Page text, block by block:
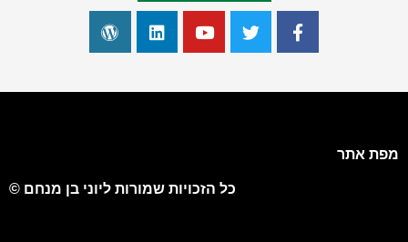
מפת אתר
כל הזכויות שמורות ליוני בן מנחם ©